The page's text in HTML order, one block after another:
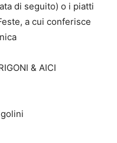
di seguito) o i piatti
a cui conferisce
& AICI